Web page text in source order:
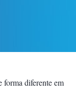
forma diferente em